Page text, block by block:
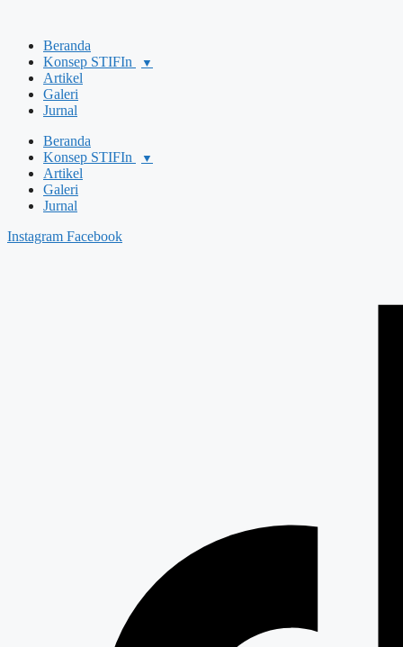
Beranda
Konsep STIFIn
▼
Artikel
Galeri
Jurnal
Beranda
Konsep STIFIn
▼
Artikel
Galeri
Jurnal
Instagram Facebook